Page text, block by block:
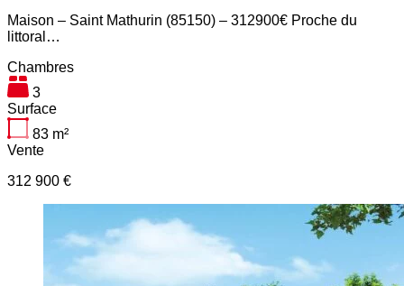
Maison – Saint Mathurin (85150) – 312900€ Proche du
littoral…
Chambres
3
Surface
83 m²
Vente
312 900 €